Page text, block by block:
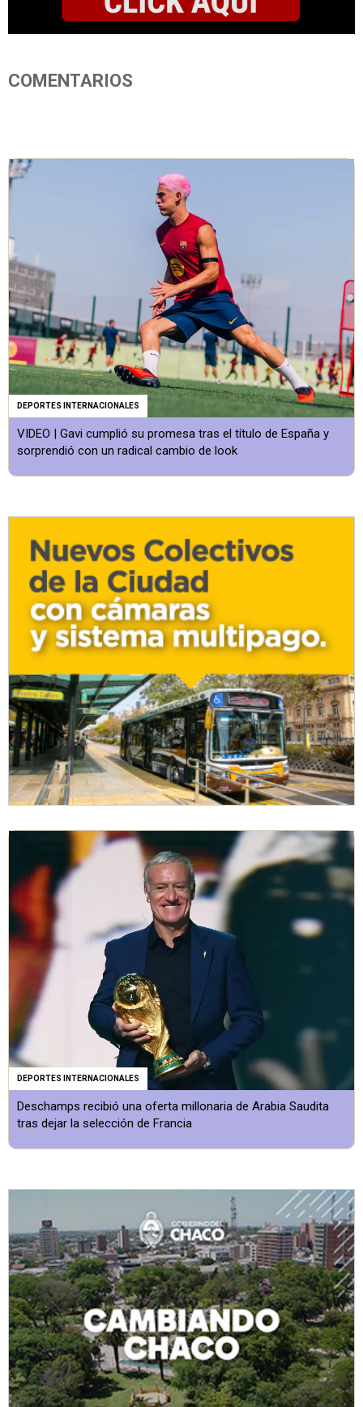
COMENTARIOS
DEPORTES INTERNACIONALES
VIDEO | Gavi cumplió su promesa tras el título de España y
sorprendió con un radical cambio de look
DEPORTES INTERNACIONALES
Deschamps recibió una oferta millonaria de Arabia Saudita
tras dejar la selección de Francia